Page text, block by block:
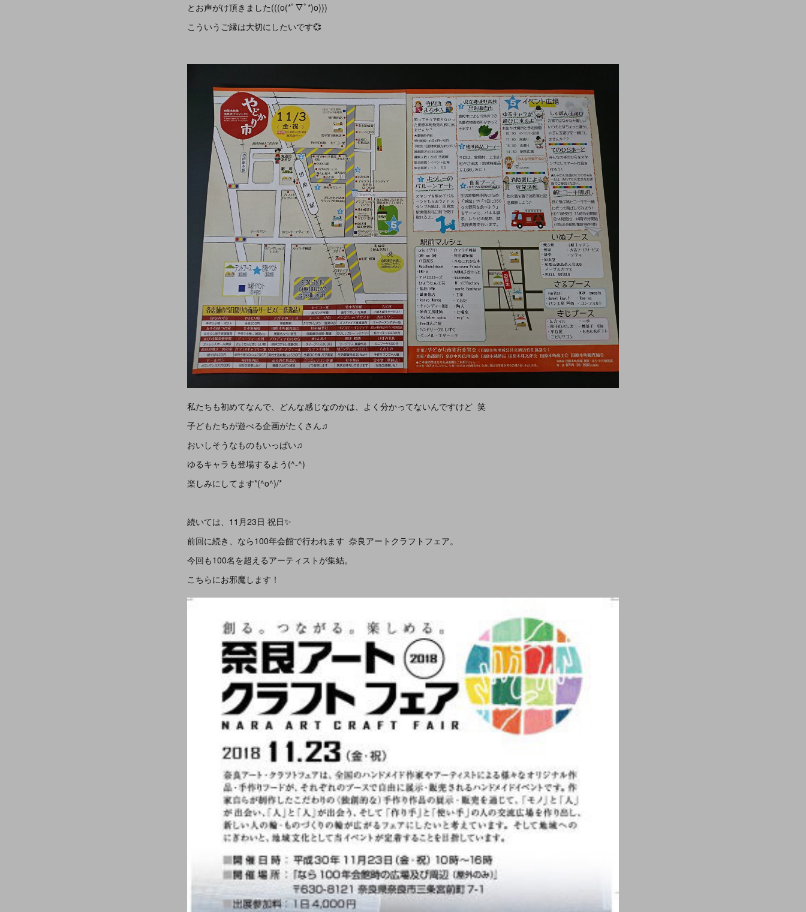
とお声がけ頂きました(((o(*ﾟ▽ﾟ*)o)))
こういうご縁は大切にしたいです💞
私たちも初めてなんで、どんな感じなのかは、よく分かってないんですけど 笑
子どもたちが遊べる企画がたくさん♫
おいしそうなものもいっぱい♫
ゆるキャラも登場するよう(^-^)
楽しみにしてます*(^o^)/*
続いては、11月23日 祝日✨
前回に続き、なら100年会館で行われます 奈良アートクラフトフェア。
今回も100名を超えるアーティストが集結。
こちらにお邪魔します！